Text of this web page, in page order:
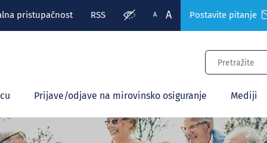
pristupačnost RSS A A Postavite pitanje
Prijave/odjave na mirovinsko osiguranje Mediji